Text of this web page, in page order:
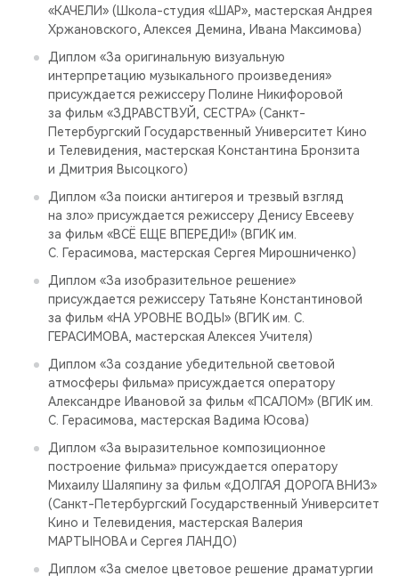
«КАЧЕЛИ» (Школа-студия «ШАР», мастерская Андрея
Хржановского, Алексея Демина, Ивана Максимова)
Диплом «За оригинальную визуальную
интерпретацию музыкального произведения»
присуждается режиссеру Полине Никифоровой
за фильм «ЗДРАВСТВУЙ, СЕСТРА» (Санкт-
Петербургский Государственный Университет Кино
и Телевидения, мастерская Константина Бронзита
и Дмитрия Высоцкого)
Диплом «За поиски антигероя и трезвый взгляд
на зло» присуждается режиссеру Денису Евсееву
за фильм «ВСЁ ЕЩЕ ВПЕРЕДИ!» (ВГИК им.
С. Герасимова, мастерская Сергея Мирошниченко)
Диплом «За изобразительное решение»
присуждается режиссеру Татьяне Константиновой
за фильм «НА УРОВНЕ ВОДЫ» (ВГИК им. С.
ГЕРАСИМОВА, мастерская Алексея Учителя)
Диплом «За создание убедительной световой
атмосферы фильма» присуждается оператору
Александре Ивановой за фильм «ПСАЛОМ» (ВГИК им.
С. Герасимова, мастерская Вадима Юсова)
Диплом «За выразительное композиционное
построение фильма» присуждается оператору
Михаилу Шаляпину за фильм «ДОЛГАЯ ДОРОГА ВНИЗ»
(Санкт-Петербургский Государственный Университет
Кино и Телевидения, мастерская Валерия
МАРТЫНОВА и Сергея ЛАНДО)
Диплом «За смелое цветовое решение драматургии